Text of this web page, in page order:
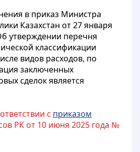
в приказ Министра
Казахстан от 27 января
утверждении перечня
классификации
видов расходов, по
заключенных
сделок является
с приказом
РК от 10 июня 2025 года №